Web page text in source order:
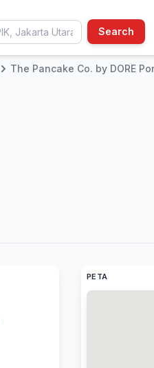
Search
The Pancake Co. by DORE
PETA